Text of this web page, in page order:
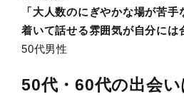
「大人数のにぎやかな場が苦
着いて話せる雰囲気が自分には
50代男性
50代・60代の出会